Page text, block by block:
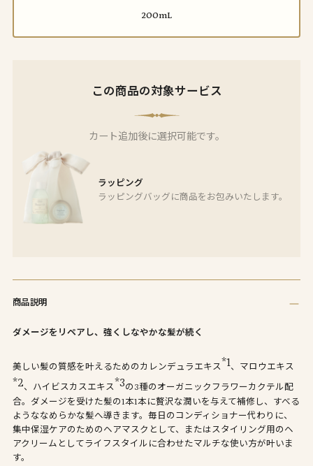
200mL
この商品の対象サービス
カート追加後に選択可能です。
ラッピング
ラッピングバッグに商品をお包みいたします。
を
ー
に
追
加
し
て
い
商品説明
ダメージをリペアし、強くしなやかな髪が続く
美しい髪の質感を叶えるためのカレンデュラエキス*1、マロウエキス
*2、ハイビスカスエキス*3の3種のオーガニックフラワーカクテル配
合。ダメージを受けた髪の1本1本に贅沢な潤いを与えて補修し、すべる
ようななめらかな髪へ導きます。毎日のコンディショナー代わりに、
集中保湿ケアのためのヘアマスクとして、またはスタイリング用のヘ
アクリームとしてライフスタイルに合わせたマルチな使い方が叶いま
す。